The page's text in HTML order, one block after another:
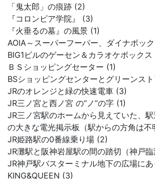
「鬼太郎」の痕跡 (2)
『コロンビア学院』 (3)
『火垂るの墓』の風景 (1)
AOIA～スーパーフーパー、ダイナボッ
BIG1ビルのゲーセン＆カラオケボックス
ＢＳショッピングセーター (1)
BSショッピングセンターとグリーンス
JRのオレンジと緑の快速電車 (3)
JR三ノ宮と西ノ宮 の“ノ”の字 (1)
JR三ノ宮駅のホームから見えていた、
の大きな電光掲示板（駅からの方角は不
JR姫路駅の0番線乗り場 (2)
JR灘駅と阪神岩屋駅の間の踏切（神戸
JR神戸駅バスターミナル地下の広場に
KING&QUEEN (3)